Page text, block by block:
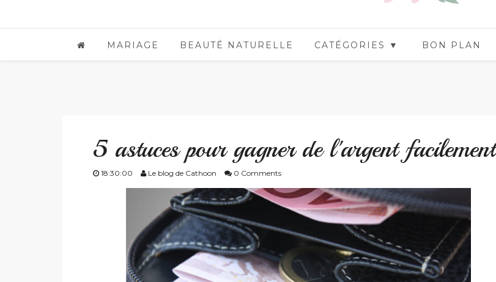
MARIAGE BEAUTÉ NATURELLE CATÉGORIES ▼ BON PLAN
5 astuces pour gagner de l'argent facilement
18:30:00 Le blog de Cathoon 0 Comments